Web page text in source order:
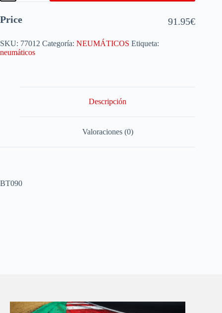
Price 91.95€
SKU: 77012 Categoría: NEUMÁTICOS Etiqueta:
neumáticos
Descripción
Valoraciones (0)
BT090